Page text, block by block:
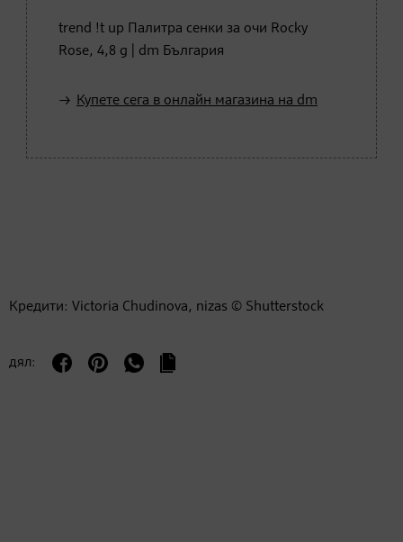
trend !t up Палитра сенки за очи Rocky
Rose, 4,8 g | dm България
Купете сега в онлайн магазина на dm
Кредити: Victoria Chudinova, nizas © Shutterstock
дял: